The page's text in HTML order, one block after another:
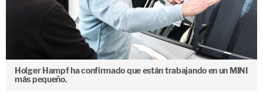
Holger Hampf ha confirmado que están trabajando en un MINI
más pequeño.